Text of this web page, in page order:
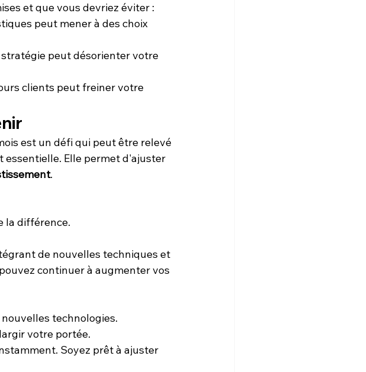
et que vous devriez éviter :
peut mener à des choix
peut désorienter votre
clients peut freiner votre
est un défi qui peut être relevé
essentielle. Elle permet d'ajuster
.
la différence.
de nouvelles techniques et
continuer à augmenter vos
technologies.
votre portée.
Soyez prêt à ajuster